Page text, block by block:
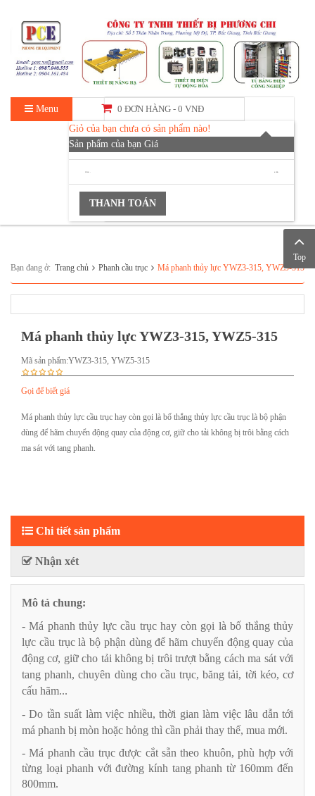
Menu 0 ĐƠN HÀNG -0 VNĐ
Giỏ của bạn chưa có sản phẩm nào!
Sản phẩm của bạnGiá
THANH TOÁN
Bạn đang ở: Trang chủ Phanh cầu trục Má phanh thủy lực YWZ3-315, YWZ5-315
Má phanh thủy lực YWZ3-315, YWZ5-315
Mã sản phẩm:YWZ3-315, YWZ5-315
Gọi để biết giá
Má phanh thủy lực cầu trục hay còn gọi là bố thắng thủy lực cầu trục là bộ phận
dùng để hãm chuyển động quay của động cơ, giữ cho tải không bị trôi bằng cách
ma sát với tang phanh.
Chi tiết sản phẩm
Nhận xét
Mô tả chung:
- Má phanh thủy lực cầu trục hay còn gọi là bố thắng thủy
lực cầu trục là bộ phận dùng để hãm chuyển động quay của
động cơ, giữ cho tải không bị trôi trượt bằng cách ma sát với
tang phanh,chuyên dùng cho cầu trục, băng tải, tời kéo, cơ
cấu hãm...
- Do tần suất làm việc nhiều, thời gian làm việc lâu dẫn tới
má phanh bị mòn hoặc hỏng thì cần phải thay thế, mua mới.
- Má phanh cầu trục được cắt sẵn theo khuôn, phù hợp với
từng loại phanh với đường kính tang phanh từ 160mm đến
800mm.
Top